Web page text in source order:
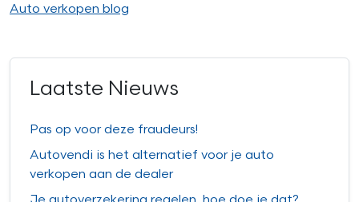
Auto verkopen blog
Laatste Nieuws
Pas op voor deze fraudeurs!
Autovendi is het alternatief voor je auto
verkopen aan de dealer